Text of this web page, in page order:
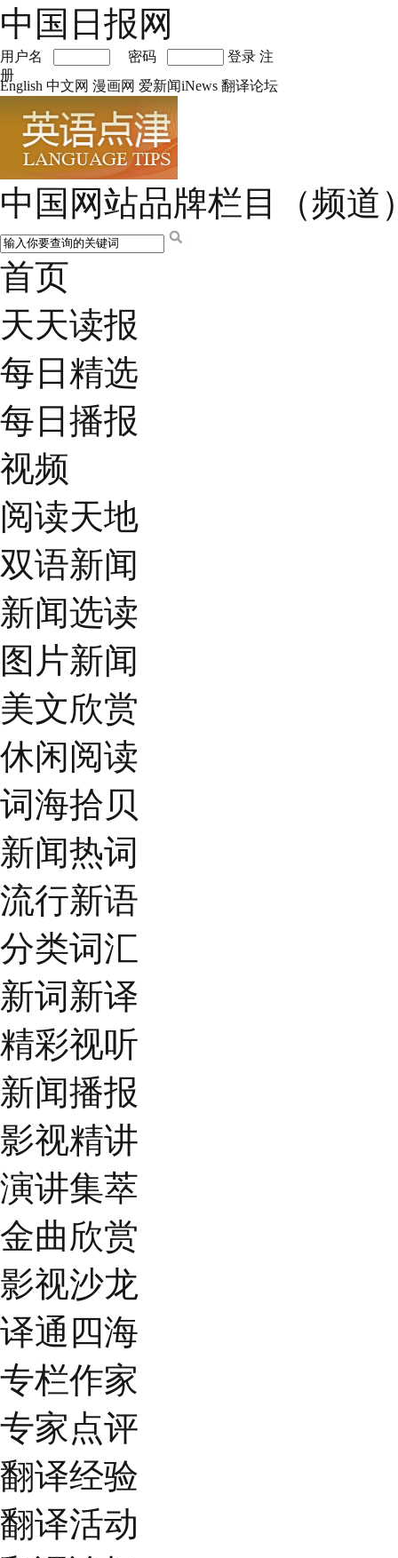
中国日报网
用户名 密码 登录 注
册
English 中文网 漫画网 爱新闻iNews 翻译论坛
中国网站品牌栏目（频道
首页
天天读报
每日精选
每日播报
视频
阅读天地
双语新闻
新闻选读
图片新闻
美文欣赏
休闲阅读
词海拾贝
新闻热词
流行新语
分类词汇
新词新译
精彩视听
新闻播报
影视精讲
演讲集萃
金曲欣赏
影视沙龙
译通四海
专栏作家
专家点评
翻译经验
翻译活动